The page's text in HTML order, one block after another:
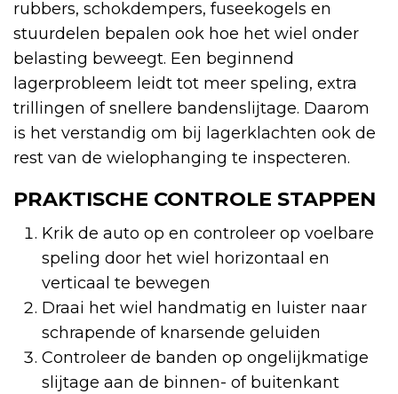
rubbers, schokdempers, fuseekogels en
stuurdelen bepalen ook hoe het wiel onder
belasting beweegt. Een beginnend
lagerprobleem leidt tot meer speling, extra
trillingen of snellere bandenslijtage. Daarom
is het verstandig om bij lagerklachten ook de
rest van de wielophanging te inspecteren.
PRAKTISCHE CONTROLE STAPPEN
Krik de auto op en controleer op voelbare
speling door het wiel horizontaal en
verticaal te bewegen
Draai het wiel handmatig en luister naar
schrapende of knarsende geluiden
Controleer de banden op ongelijkmatige
slijtage aan de binnen- of buitenkant